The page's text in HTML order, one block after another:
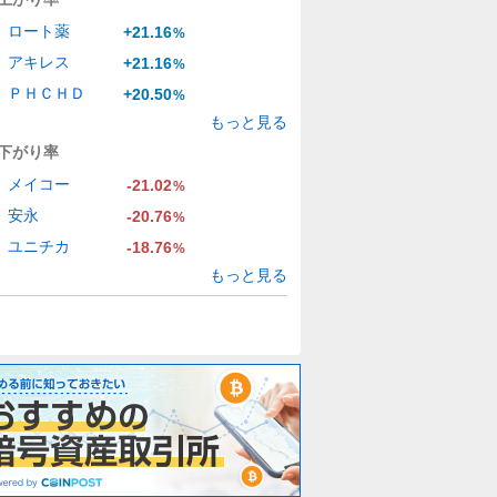
ロート薬
+21.16%
アキレス +21.16%
ＰＨＣＨＤ +20.50%
もっと見る
がり率
メイコー
-21.02%
安永 -20.76%
ユニチカ -18.76%
もっと見る